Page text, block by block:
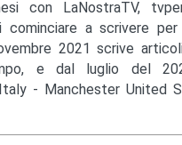
con LaNostraTV,
cominciare a scrivere
2021 scrive
e dal luglio del
- Manchester United